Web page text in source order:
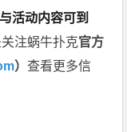
活动内容可到
注蜗牛扑克官方
）查看更多信